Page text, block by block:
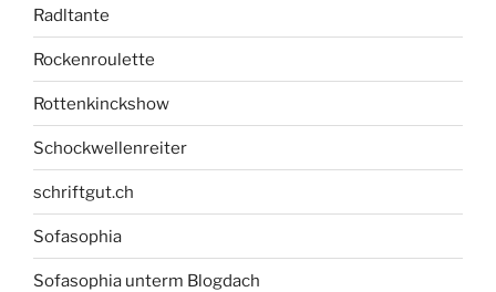
Radltante
Rockenroulette
Rottenkinckshow
Schockwellenreiter
schriftgut.ch
Sofasophia
Sofasophia unterm Blogdach